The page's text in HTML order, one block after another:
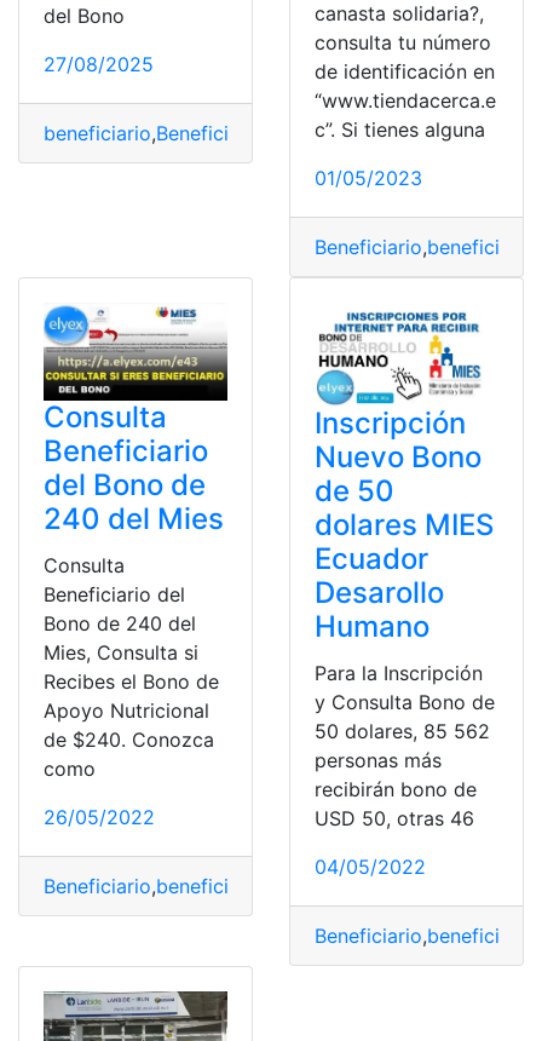
del Bono
27/08/2025
beneficiario,Beneficiario beneficiario del bono,
canasta solidaria?,
consulta tu número
de identificación en
“www.tiendacerca.e
c”. Si tienes alguna
01/05/2023
Beneficiario,beneficiario
Consulta
Beneficiario
del Bono de
240 del Mies
Consulta
Beneficiario del
Bono de 240 del
Mies, Consulta si
Recibes el Bono de
Apoyo Nutricional
de $240. Conozca
como
26/05/2022
Beneficiario,beneficiario
Inscripción
Nuevo Bono
de 50
dolares MIES
Ecuador
Desarollo
Humano
Para la Inscripción
y Consulta Bono de
50 dolares, 85 562
personas más
recibirán bono de
USD 50, otras 46
04/05/2022
Beneficiario,beneficiario